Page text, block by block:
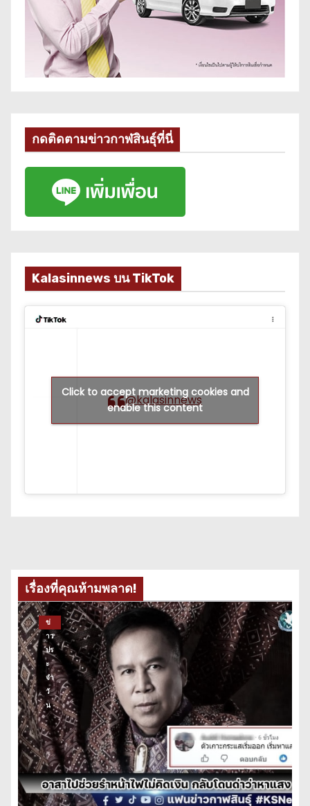
กดติดตามข่าวกาฬสินธุ์ที่นี่
Kalasinnews บน TikTok
@kalasinnews
Click to accept marketing cookies and
enable this content
เรื่องที่คุณห้ามพลาด!
ข่
าว
ปร
ะ
จำ
วั
น